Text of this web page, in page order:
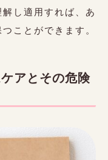
し適用すれば、あ
ことができます。
アとその危険